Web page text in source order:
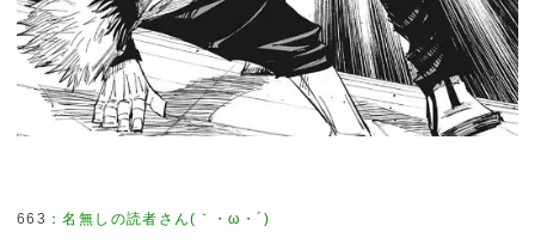
663 ：名無しの読者さん(｀・ω・´)